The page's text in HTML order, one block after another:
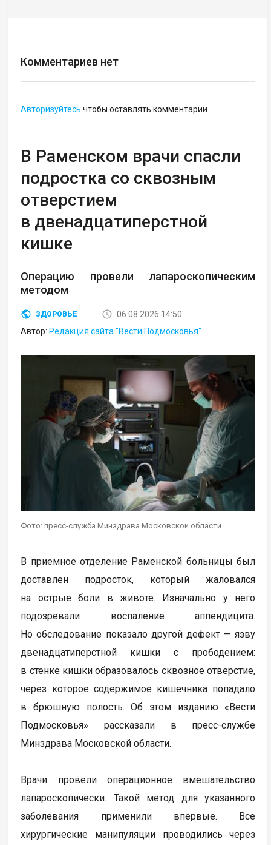
Комментариев нет
Авторизуйтесь чтобы оставлять комментарии
В Раменском врачи спасли
подростка со сквозным
отверстием
в двенадцатиперстной
кишке
Операцию провели лапароскопическим
методом
ЗДОРОВЬЕ
06.08.2026 14:50
Автор: Редакция сайта "Вести Подмосковья"
Фото: пресс-служба Минздрава Московской области
В приемное отделение Раменской больницы был
доставлен подросток, который жаловался
на острые боли в животе. Изначально у него
подозревали воспаление аппендицита.
Но обследование показало другой дефект — язву
двенадцатиперстной кишки с прободением:
в стенке кишки образовалось сквозное отверстие,
через которое содержимое кишечника попадало
в брюшную полость. Об этом изданию «Вести
Подмосковья» рассказали в пресс-службе
Минздрава Московской области.
Врачи провели операционное вмешательство
лапароскопически. Такой метод для указанного
заболевания применили впервые. Все
хирургические манипуляции проводились через